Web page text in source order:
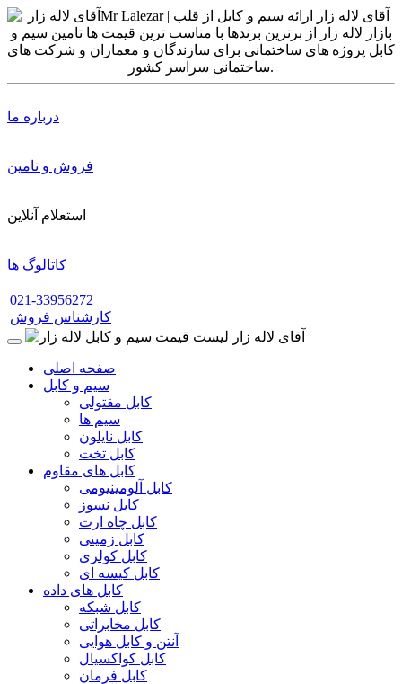
درباره ما
فروش و تامین
استعلام آنلاین
کاتالوگ ها
021-33956272
کارشناس فروش
صفحه اصلی
سیم و کابل
کابل مفتولی
سیم ها
کابل نایلون
کابل تخت
کابل های مقاوم
کابل آلومینیومی
کابل نسوز
کابل چاه ارت
کابل زمینی
کابل کولری
کابل کیسه ای
کابل های داده
کابل شبکه
کابل مخابراتی
آنتن و کابل هوایی
کابل کواکسیال
کابل فرمان